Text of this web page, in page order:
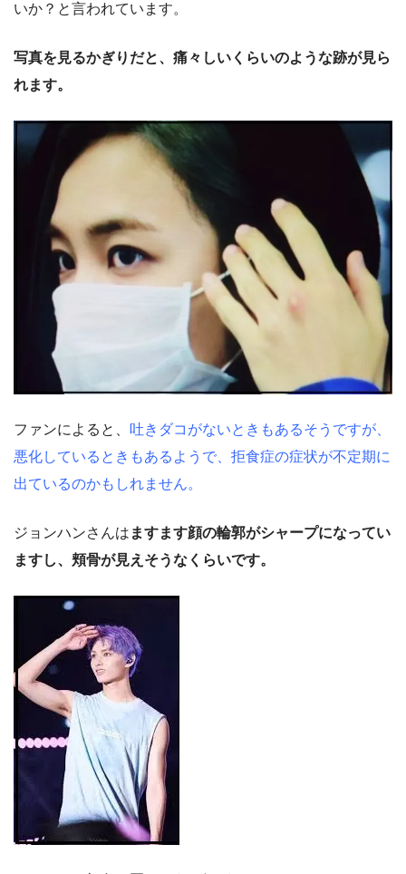
いか？と言われています。
写真を見るかぎりだと、痛々しいくらいのような跡が見ら
れます。
ファンによると、 吐きダコがないときもあるそうですが、
悪化しているときもあるようで、拒食症の症状が不定期に
出ているのかもしれません。
ジョンハンさんは ますます顔の輪郭がシャープになってい
ますし、頬骨が見えそうなくらいです。